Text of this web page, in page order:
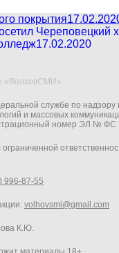
покрытия
Череповецкий
17.02.2020
«ВолховСМИ»
службе по надзору
и массовых
номер ЭЛ № ФС
996-87-55
volhovsmi@gmail.com
К.Ю.